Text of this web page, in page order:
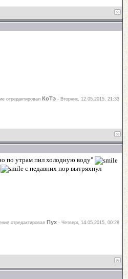
отредактировал КоТэ - Вторник, 12.05.2015, 21:33
по утрам пил холодную воду"
с недавних пор вытряхнул
отредактировал Пух - Четверг, 14.05.2015, 00:28